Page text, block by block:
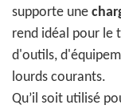
supporte une
rend idéal pour le
d'outils,
lourds courants.
Qu’il soit utilisé